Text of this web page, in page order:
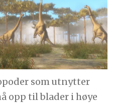
som utnytter
opp til blader i høye